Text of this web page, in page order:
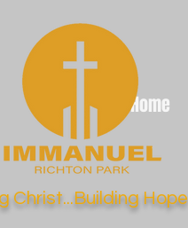
Christ...Building Hope
Home